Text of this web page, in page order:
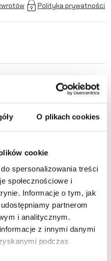
O plikach cookies
cookie
spersonalizowania treści
społecznościowe i
Informacje o tym, jak
partnerom
i analitycznym.
z innymi danymi
podczas
Polityka prywatności
WJ
płyta montażowa
zderzak. Płyta
stosunku do WMJEEPWJ
zamontowania większej
(np. Escape xtr) ale
wyciąć na czoło
czoła płyty na ok 25
usunięcia